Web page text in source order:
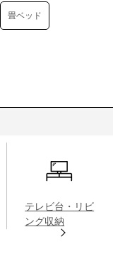
畳ベッド
テレビ台・リビ
ング収納